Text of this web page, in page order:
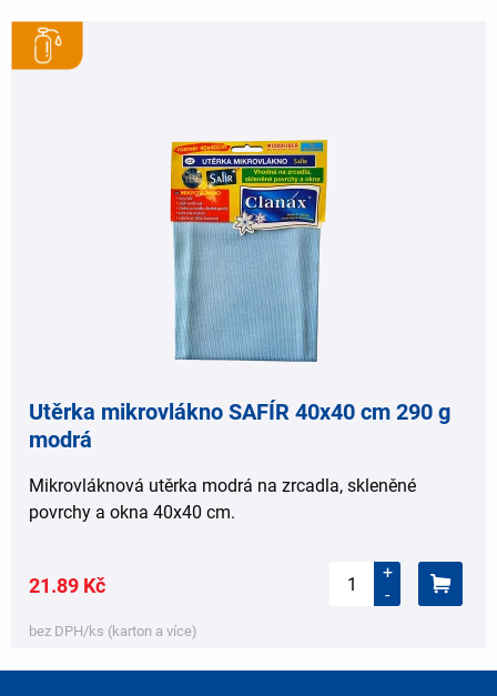
Utěrka mikrovlákno SAFÍR 40x40 cm 290 g
modrá
Mikrovláknová utěrka modrá na zrcadla, skleněné
povrchy a okna 40x40 cm.
21.89 Kč
+
-
bez DPH/ks (karton a více)